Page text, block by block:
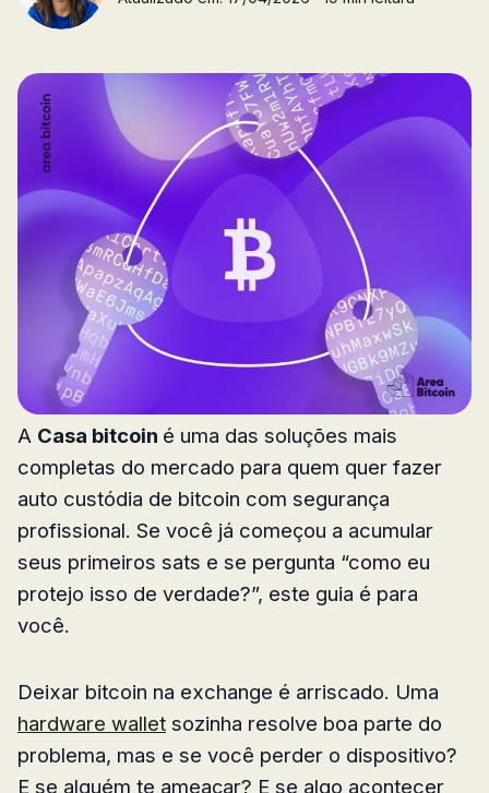
A Casa bitcoin é uma das soluções mais
completas do mercado para quem quer fazer
auto custódia de bitcoin com segurança
profissional. Se você já começou a acumular
seus primeiros sats e se pergunta “como eu
protejo isso de verdade?”, este guia é para
você.
Deixar bitcoin na exchange é arriscado. Uma
hardware wallet sozinha resolve boa parte do
problema, mas e se você perder o dispositivo?
E se alguém te ameaçar? E se algo acontecer